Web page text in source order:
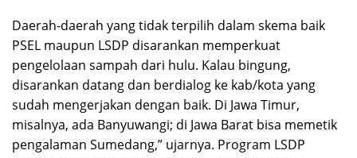
Daerah-daerah yang tidak terpilih dalam skema baik
PSEL maupun LSDP disarankan memperkuat
pengelolaan sampah dari hulu. Kalau bingung,
disarankan datang dan berdialog ke kab/kota yang
sudah mengerjakan dengan baik. Di Jawa Timur,
misalnya, ada Banyuwangi; di Jawa Barat bisa memetik
pengalaman Sumedang,” ujarnya. Program LSDP